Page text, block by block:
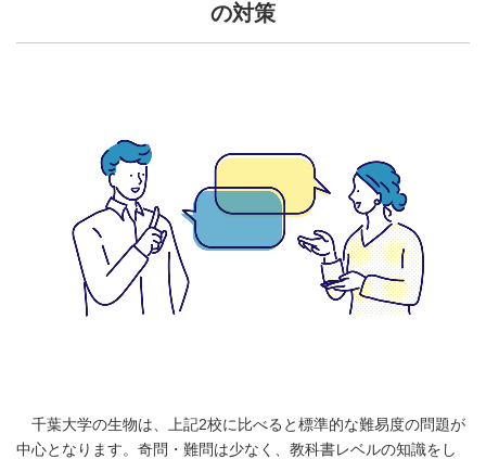
の対策
千葉大学の生物は、上記2校に比べると標準的な難易度の問題が
中心となります。奇問・難問は少なく、教科書レベルの知識をし